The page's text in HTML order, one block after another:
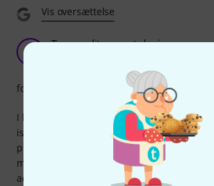
Vis oversættelse
Top quality, great design
I have tried other brands and they all tend
is the best design around and it's a must-
professional results. I use it for the
my keyboards, which is not common and
adapted to XLR for live applications.
forarbejdning